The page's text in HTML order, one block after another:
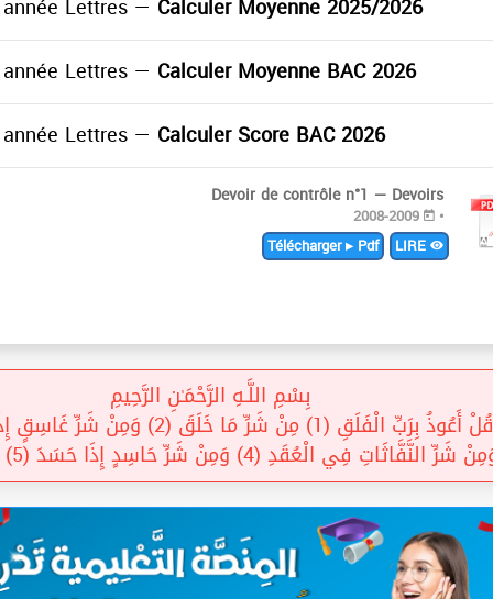
Lettres — Calculer Moyenne 2025/2026
Lettres — Calculer Moyenne BAC 2026
Lettres — Calculer Score BAC 2026
Devoir de contrôle n°1 — Devoirs
•
2008-2009
LIRE
Télécharger ▸ Pdf
بِسْمِ اللَّـهِ الرَّحْمَـٰنِ الرَّحِيمِ
شَرِّ النَّفَّاثَاتِ فِي الْعُقَدِ (4) وَمِنْ شَرِّ حَاسِدٍ إِذَا حَسَدَ (5) (الفلق) »